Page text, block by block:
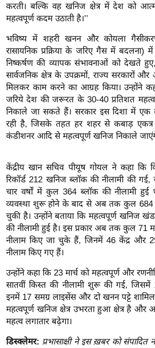
सा
ल
श
ख्सि
य
त
यं
ग
इं
डि
हि
त्य
ज
ग
त
ऑ
टो
व
र्ल्ड
न्यू
ज
ब्री
फ
करती। बल्कि वह खनिज क्षेत्र में देश को
महत्वपूर्ण कदम उठाती है।’’
भविष्य में शहरी खनन और कोयला
रासायनिक प्रक्रिया के जरिए गैस में बदलना)
निष्कर्षण की व्यापक संभावनाओं को देखते हुए,
सार्वजनिक क्षेत्र के उपक्रमों, राज्य सरकारों
मिलकर काम करने का आग्रह किया। उन्होंने
जरिये देश की जरूरत के 30-40 प्रतिशत
निकाले जा सकते हैं। सरकार इस दिशा में एक
रही है, जिसके तहत हर शहर से कबाड़ एकत्र
कंडीशनर आदि से महत्वपूर्ण खनिज निकाले
केंद्रीय खान सचिव पीयूष गोयल ने कहा कि
रिकॉर्ड 212 खनिज ब्लॉक की नीलामी की
चार वर्षों में कुल 364 ब्लॉक की नीलामी हुई
व्यवस्था शुरू होने के बाद से अब तक कुल 684
चुकी है। उन्होंने बताया कि महत्वपूर्ण खनिज
की नीलामी हुई है। इस प्रकार अब तक कुल 71
नीलाम किए जा चुके हैं, जिनमें 46 केंद्र और 25
नीलाम किए गए हैं।
उन्होंने कहा कि 23 मार्च को महत्वपूर्ण और
सातवीं किस्त की नीलामी शुरू की गई, जिसमें
इनमें 17 समग्र लाइसेंस और दो खनन पट्टे
महत्वपूर्ण खनिज क्षेत्र उभरता हुआ क्षेत्र है और
महत्व लगातार बढ़ेगा।
डिस्क्लेमर: प्रभासाक्षी ने इस ख़बर को संपादित